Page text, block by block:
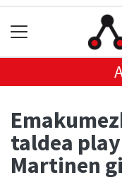
taldea
Martinen